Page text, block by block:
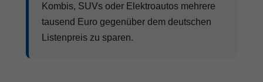
Kombis, SUVs oder Elektroautos mehrere
tausend Euro gegenüber dem deutschen
Listenpreis zu sparen.